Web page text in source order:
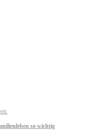
so wichtig